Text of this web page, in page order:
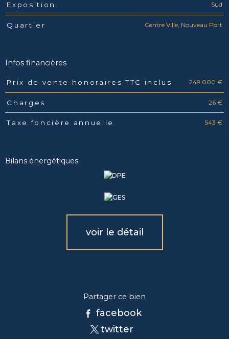
Exposition Sud
Quartier Centre Ville, Nouveau Port
Infos financières
Caractéristiques Valeurs
Prix de vente honoraires TTC inclus 249 000 €
Charges 26 €
Taxe foncière annuelle 543 €
Bilans énergétiques
voir le détail
Partager ce bien
facebook
twitter